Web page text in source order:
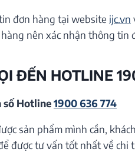
đơn hàng tại website ijc.vn
nên xác nhận thông tin
ĐẾN HOTLINE
số Hotline1900 636 774
sản phẩm mình cần,
để được tư vấn tốt nhất về